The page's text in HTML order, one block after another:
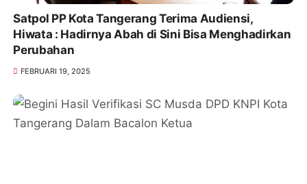
Satpol PP Kota Tangerang Terima Audiensi,
Hiwata : Hadirnya Abah di Sini Bisa Menghadirkan
Perubahan
FEBRUARI 19, 2025